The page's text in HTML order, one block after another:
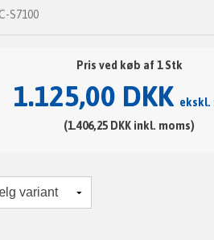
S7100
Pris ved køb af 1 Stk
1.125,00 DKK ekskl.
(1.406,25 DKK inkl. moms)